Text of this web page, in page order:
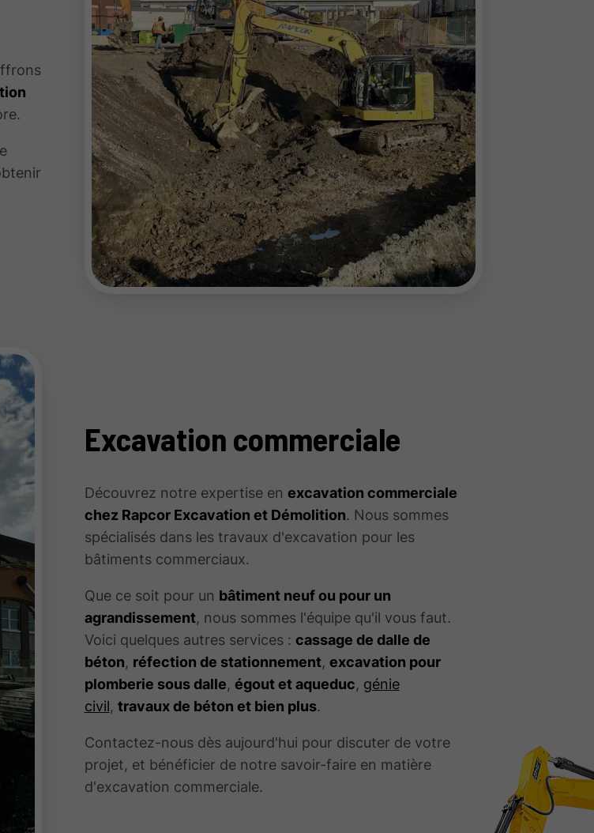
Excavation commerciale
Découvrez notre expertise en excavation commerciale
chez Rapcor Excavation et Démolition. Nous sommes
spécialisés dans les travaux d'excavation pour les
bâtiments commerciaux.
Que ce soit pour un bâtiment neuf ou pour un
agrandissement, nous sommes l'équipe qu'il vous faut.
Voici quelques autres services : cassage de dalle de
béton, réfection de stationnement, excavation pour
plomberie sous dalle, égout et aqueduc, génie
civil, travaux de béton et bien plus.
Contactez-nous dès aujourd'hui pour discuter de votre
projet, et bénéficier de notre savoir-faire en matière
d'excavation commerciale.